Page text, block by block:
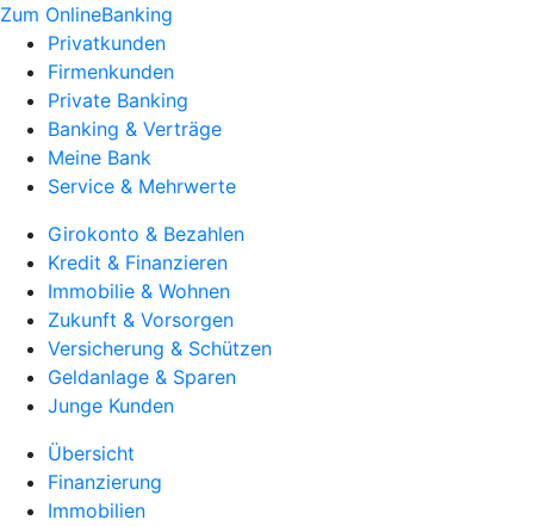
Zum OnlineBanking
Privatkunden
Firmenkunden
Private Banking
Banking & Verträge
Meine Bank
Service & Mehrwerte
Girokonto & Bezahlen
Kredit & Finanzieren
Immobilie & Wohnen
Zukunft & Vorsorgen
Versicherung & Schützen
Geldanlage & Sparen
Junge Kunden
Übersicht
Finanzierung
Immobilien